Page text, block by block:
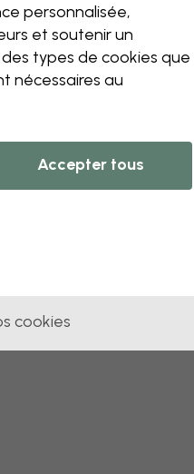
customer
personnalisée,
et soutenir un
types de cookies que
nécessaires au
Accepter tous
cookies